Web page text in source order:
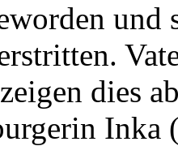
und
dies